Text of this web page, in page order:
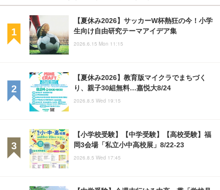
【夏休み2026】サッカーW杯熱狂の今！小学
生向け自由研究テーマアイデア集
2026.6.15 Mon 11:15
【夏休み2026】教育版マイクラでまちづく
り、親子30組無料…嘉悦大8/24
2026.8.5 Wed 19:15
【小学校受験】【中学受験】【高校受験】福
岡3会場「私立小中高校展」8/22-23
2026.8.5 Wed 17:45